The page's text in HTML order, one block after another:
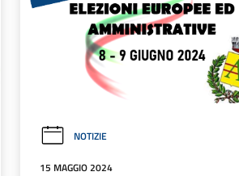
NOTIZIE
15 MAGGIO 2024